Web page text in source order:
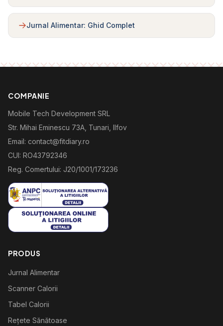
Jurnal Alimentar: Ghid Complet
COMPANIE
Mobile Tech Development SRL
Str. Mihai Eminescu 73A, Tunari, Ilfov
Email: contact@fitdiary.ro
CUI: RO43792346
Reg. Comertului: J20/1001/173236
PRODUS
Jurnal Alimentar
Scanner Calorii
Tabel Calorii
Rețete Sănătoase